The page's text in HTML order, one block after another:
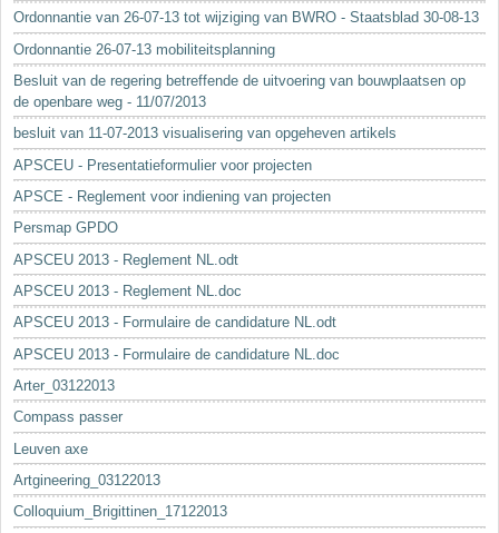
Ordonnantie van 26-07-13 tot wijziging van BWRO - Staatsblad 30-08-13
Ordonnantie 26-07-13 mobiliteitsplanning
Besluit van de regering betreffende de uitvoering van bouwplaatsen op
de openbare weg - 11/07/2013
besluit van 11-07-2013 visualisering van opgeheven artikels
APSCEU - Presentatieformulier voor projecten
APSCE - Reglement voor indiening van projecten
Persmap GPDO
APSCEU 2013 - Reglement NL.odt
APSCEU 2013 - Reglement NL.doc
APSCEU 2013 - Formulaire de candidature NL.odt
APSCEU 2013 - Formulaire de candidature NL.doc
Arter_03122013
Compass passer
Leuven axe
Artgineering_03122013
Colloquium_Brigittinen_17122013